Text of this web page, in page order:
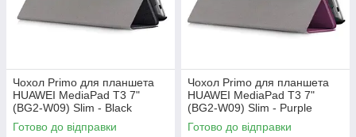
Чохол Primo для планшета
HUAWEI MediaPad T3 7"
(BG2-W09) Slim - Black
Готово до відправки
Чохол Primo для планшета
HUAWEI MediaPad T3 7"
(BG2-W09) Slim - Purple
Готово до відправки